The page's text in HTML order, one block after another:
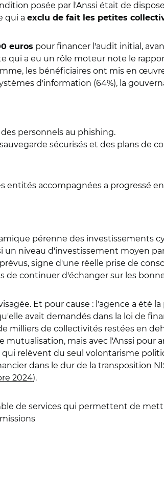
posée par l'Anssi était de
qui a exclu de fait les petites
euros pour financer l'audit initial,
qui a eu un rôle moteur note le
les bénéficiaires ont mis en
d'information (64%), la
personnels au phishing.
sécurisés et des plans de
entités accompagnées a progressé
pérenne des investissements
un niveau d'investissement moyen
signe d'une réelle prise de
continuer d'échanger sur les
Et pour cause : l'agence a été la
avait demandés dans la loi de
milliers de collectivités restées en
mais avec l'Anssi pour
relèvent du seul volontarisme
dans le dur de la transposition
2024).
de services qui permettent de